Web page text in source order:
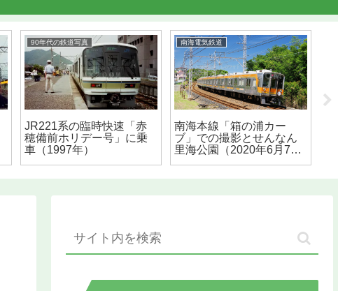
90年代の鉄道写真
JR221系の臨時快速「赤
穂備前ホリデー号」に乗
車（1997年）
南海電気鉄道
南海本線「箱の浦カー
ブ」での撮影とせんなん
里海公園（2020年6月7